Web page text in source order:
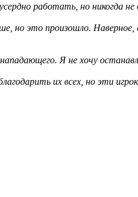
работать, но никогда
это произошло. Наверное,
Я не хочу
их всех, но эти